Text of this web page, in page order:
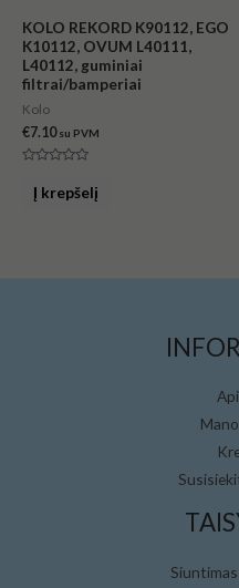
KOLO REKORD K90112, EGO
K10112, OVUM L40111,
L40112, guminiai
filtrai/bamperiai
Kolo
€7.10 su PVM
Į krepšelį